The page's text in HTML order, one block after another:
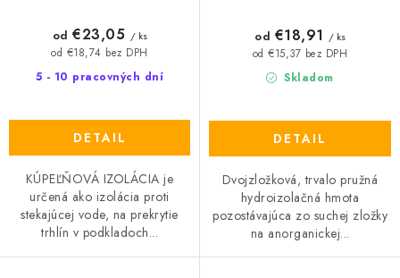
5 - 10 pracovných dní
od €18,74 bez DPH
od €23,05 / ks
DETAIL
KÚPEĽŇOVÁ IZOLÁCIA je
určená ako izolácia proti
stekajúcej vode, na prekrytie
trhlín v podkladoch...
Skladom
od €15,37 bez DPH
od €18,91 / ks
DETAIL
Dvojzložková, trvalo pružná
hydroizolačná hmota
pozostávajúca zo suchej zložky
na anorganickej...